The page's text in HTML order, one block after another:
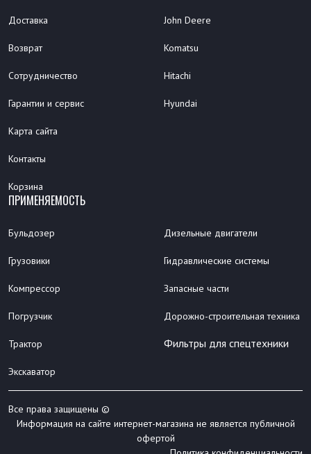
Доставка
Возврат
Сотрудничество
Гарантии и сервис
Карта сайта
Контакты
Корзина
John Deere
Komatsu
Hitachi
Hyundai
ПРИМЕНЯЕМОСТЬ
Бульдозер
Грузовики
Компрессор
Погрузчик
Трактор
Экскаватор
Дизельные двигатели
Гидравлические системы
Запасные части
Дорожно-строительная техника
Фильтры для спецтехники
Все права защищены ©
Информация на сайте интернет-магазина не является публичной
офертой